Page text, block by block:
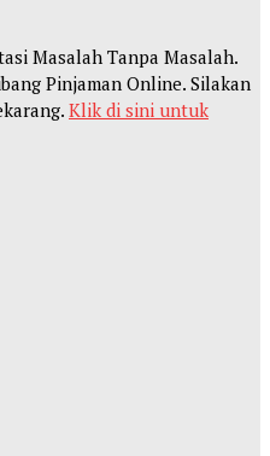
Masalah Tanpa Masalah.
Pinjaman Online. Silakan
Klik di sini untuk